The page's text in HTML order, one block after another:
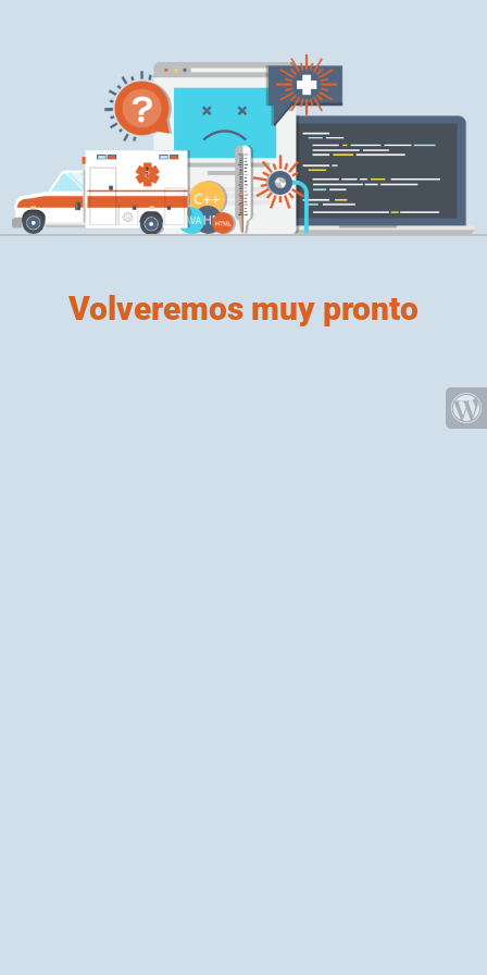
Volveremos muy pronto